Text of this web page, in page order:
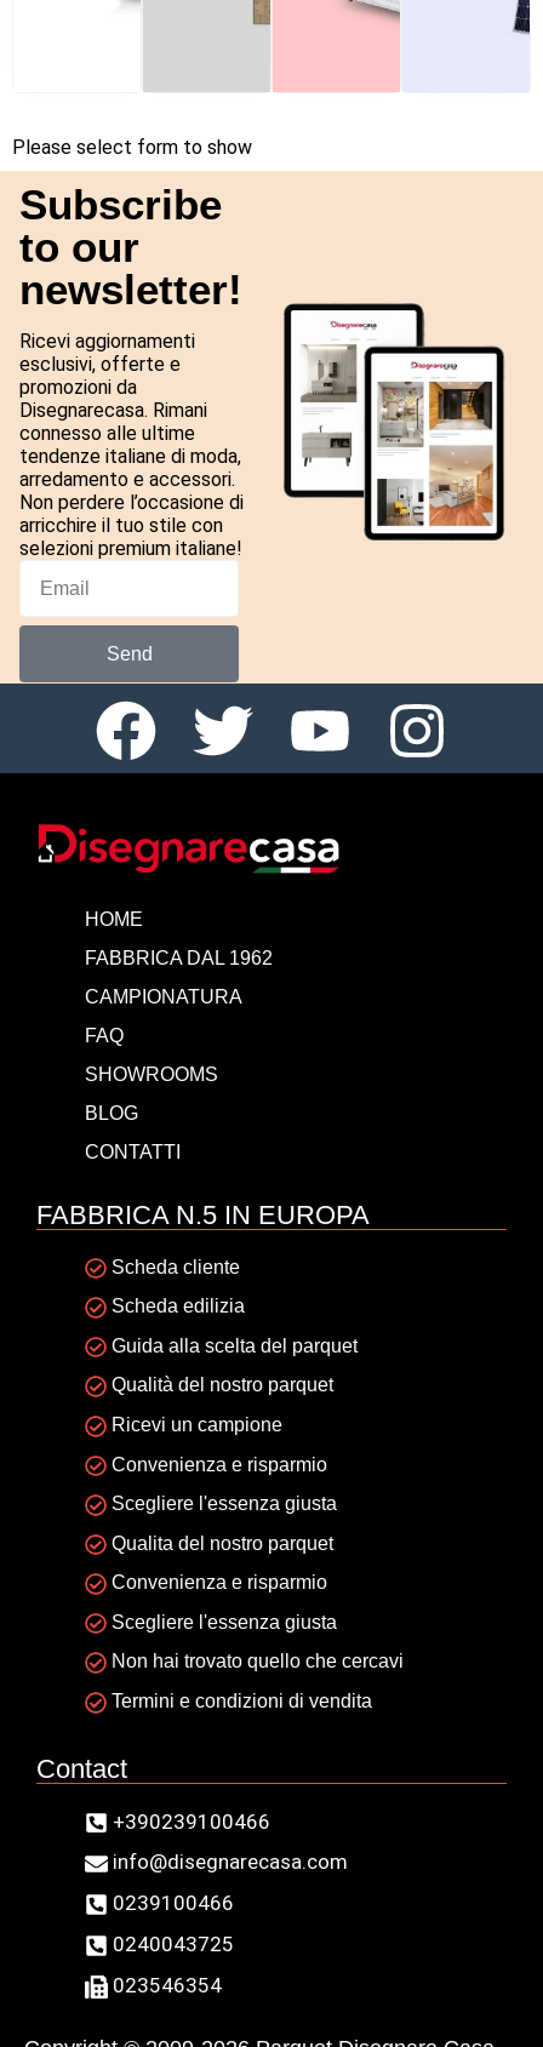
Please select form to show
Subscribe
to our
newsletter!
Ricevi aggiornamenti
esclusivi, offerte e
promozioni da
Disegnarecasa. Rimani
connesso alle ultime
tendenze italiane di moda,
arredamento e accessori.
Non perdere l’occasione di
arricchire il tuo stile con
selezioni premium italiane!
Send
HOME
FABBRICA DAL 1962
CAMPIONATURA
FAQ
SHOWROOMS
BLOG
CONTATTI
FABBRICA N.5 IN EUROPA
Scheda cliente
Scheda edilizia
Guida alla scelta del parquet
Qualità del nostro parquet
Ricevi un campione
Convenienza e risparmio
Scegliere l'essenza giusta
Qualita del nostro parquet
Convenienza e risparmio
Scegliere l'essenza giusta
Non hai trovato quello che cercavi
Termini e condizioni di vendita
Contact
+390239100466
info@disegnarecasa.com
0239100466
0240043725
023546354